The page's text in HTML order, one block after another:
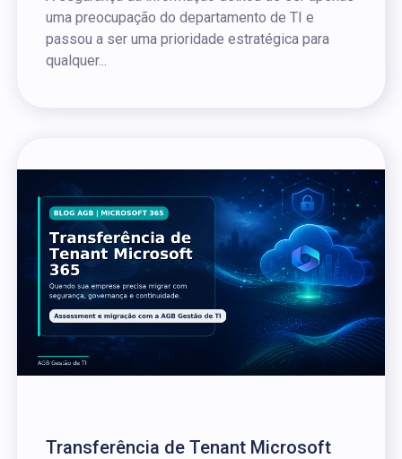
uma preocupação do departamento de TI e
passou a ser uma prioridade estratégica para
qualquer...
Transferência de Tenant Microsoft